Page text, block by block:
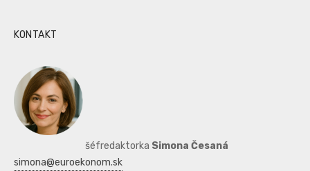
KONTAKT
šéfredaktorka Simona Česaná
simona@euroekonom.sk